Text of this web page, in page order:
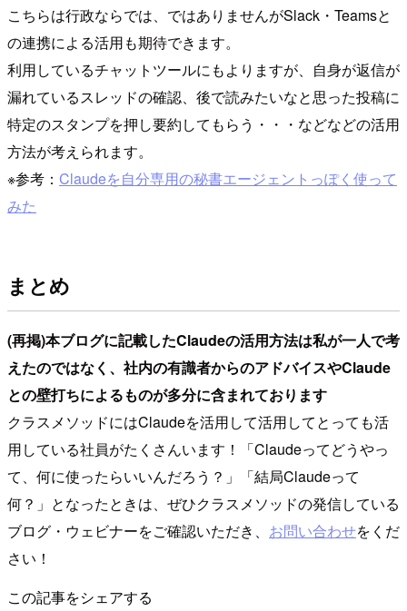
こちらは行政ならでは、ではありませんがSlack・Teamsと
の連携による活用も期待できます。
利用しているチャットツールにもよりますが、自身が返信が
漏れているスレッドの確認、後で読みたいなと思った投稿に
特定のスタンプを押し要約してもらう・・・などなどの活用
方法が考えられます。
※参考： Claudeを自分専用の秘書エージェントっぽく使って
みた
まとめ
(再掲)本ブログに記載したClaudeの活用方法は私が一人で考
えたのではなく、社内の有識者からのアドバイスやClaude
との壁打ちによるものが多分に含まれております
クラスメソッドにはClaudeを活用して活用してとっても活
用している社員がたくさんいます！「Claudeってどうやっ
て、何に使ったらいいんだろう？」「結局Claudeって
何？」となったときは、ぜひクラスメソッドの発信している
ブログ・ウェビナーをご確認いただき、 お問い合わせをくだ
さい！
この記事をシェアする